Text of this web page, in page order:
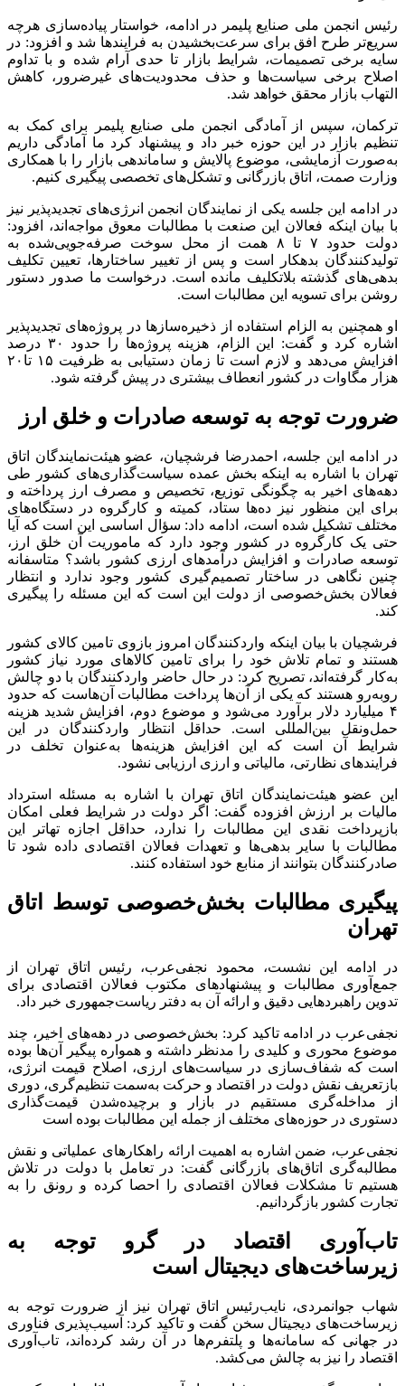
رئیس انجمن ملی صنایع پلیمر در ادامه، خواستار پیاده‌سازی هرچه
سریع‌تر طرح افق برای سرعت‌بخشیدن به فرایندها شد و افزود: در
سایه برخی تصمیمات، شرایط بازار تا حدی آرام‌ شده و با تداوم
اصلاح برخی سیاست‌ها و حذف محدودیت‌های غیرضرور، کاهش
التهاب بازار محقق خواهد شد.
ترکمان، سپس از آمادگی انجمن ملی صنایع پلیمر برای کمک به
تنظیم بازار در این حوزه خبر داد و پیشنهاد کرد ما آمادگی داریم
به‌صورت آزمایشی، موضوع پالایش و ساماندهی بازار را با همکاری
وزارت صمت، اتاق بازرگانی و تشکل‌های تخصصی پیگیری کنیم.
در ادامه این جلسه یکی از نمایندگان انجمن انرژی‌های تجدیدپذیر نیز
با بیان اینکه فعالان این صنعت با مطالبات معوق مواجه‌اند، افزود:
دولت حدود ۷ تا ۸ همت از محل سوخت صرفه‌جویی‌شده به
تولیدکنندگان بدهکار است و پس از تغییر ساختارها، تعیین تکلیف
بدهی‌های گذشته بلاتکلیف مانده است. درخواست ما صدور دستور
روشن برای تسویه این مطالبات است.
او همچنین به الزام استفاده از ذخیره‌سازها در پروژه‌های تجدیدپذیر
اشاره کرد و گفت: این الزام، هزینه پروژه‌ها را حدود ۳۰ درصد
افزایش می‌دهد و لازم است تا زمان دستیابی به ظرفیت ۱۵ تا۲۰
هزار مگاوات در کشور انعطاف بیشتری در پیش گرفته شود.
ضرورت توجه به توسعه صادرات و خلق ارز
در ادامه این جلسه، احمدرضا فرشچیان، عضو هیئت‌نمایندگان اتاق
تهران با اشاره به اینکه بخش عمده سیاست‌گذاری‌های کشور طی
دهه‌های اخیر به چگونگی توزیع، تخصیص و مصرف ارز پرداخته و
برای این منظور نیز ده‌ها ستاد، کمیته و کارگروه در دستگاه‌های
مختلف تشکیل شده است، ادامه داد: سؤال اساسی این است که آیا
حتی یک کارگروه در کشور وجود دارد که ماموریت آن خلق ارز،
توسعه صادرات و افزایش درآمدهای ارزی کشور باشد؟ متاسفانه
چنین نگاهی در ساختار تصمیم‌گیری کشور وجود ندارد و انتظار
فعالان بخش‌خصوصی از دولت این است که این مسئله را پیگیری
کند.
فرشچیان با بیان اینکه واردکنندگان امروز بازوی تامین کالای کشور
هستند و تمام تلاش خود را برای تامین کالاهای مورد نیاز کشور
به‌کار گرفته‌اند، تصریح کرد: در حال حاضر واردکنندگان با دو چالش
روبه‌رو هستند که یکی از آن‌ها پرداخت مطالبات آن‌هاست که حدود
۴ میلیارد دلار برآورد می‌شود و موضوع دوم، افزایش شدید هزینه
حمل‌ونقل بین‌المللی است. حداقل انتظار واردکنندگان در این
شرایط آن است که این افزایش هزینه‌ها به‌عنوان تخلف در
فرایندهای نظارتی، مالیاتی و ارزی ارزیابی نشود.
این عضو هیئت‌‌نمایندگان اتاق تهران با اشاره به مسئله استرداد
مالیات بر ارزش افزوده گفت: اگر دولت در شرایط فعلی امکان
بازپرداخت نقدی این مطالبات را ندارد، حداقل اجازه تهاتر این
مطالبات با سایر بدهی‌ها و تعهدات فعالان اقتصادی داده شود تا
صادرکنندگان بتوانند از منابع خود استفاده کنند.
پیگیری مطالبات بخش‌خصوصی توسط اتاق
تهران
در ادامه این نشست، محمود نجفی‌عرب، رئیس اتاق تهران از
جمع‌آوری مطالبات و پیشنهادهای مکتوب فعالان اقتصادی برای
تدوین راهبردهایی دقیق و ارائه آن به دفتر ریاست‌جمهوری خبر داد.
نجفی‌عرب در ادامه تاکید کرد: بخش‌خصوصی در دهه‌های اخیر، چند
موضوع محوری و کلیدی را مدنظر داشته و همواره پیگیر آن‌ها بوده
است که شفاف‌سازی در سیاست‌های ارزی، اصلاح قیمت انرژی،
بازتعریف نقش دولت در اقتصاد و حرکت به‌سمت تنظیم‌گری، دوری
از مداخله‌گری مستقیم در بازار و برچیده‌شدن قیمت‌گذاری
دستوری در حوزه‌های مختلف از جمله این مطالبات بوده است
نجفی‌عرب، ضمن اشاره به اهمیت ارائه راهکارهای عملیاتی و نقش
مطالبه‌گری اتاق‌های بازرگانی گفت: در تعامل با دولت در تلاش
هستیم تا مشکلات فعالان اقتصادی را احصا کرده و رونق را به
تجارت کشور بازگردانیم.
تاب‌آوری اقتصاد در گرو توجه به
زیرساخت‌های دیجیتال است
شهاب جوانمردی، نایب‌رئیس اتاق تهران نیز از ضرورت توجه به
زیرساخت‌های دیجیتال سخن گفت و تاکید کرد: آسیب‌پذیری فناوری
در جهانی که سامانه‌ها و پلتفرم‌ها در آن رشد کرده‌اند، تاب‌آوری
اقتصاد را نیز به چالش می‌کشد.